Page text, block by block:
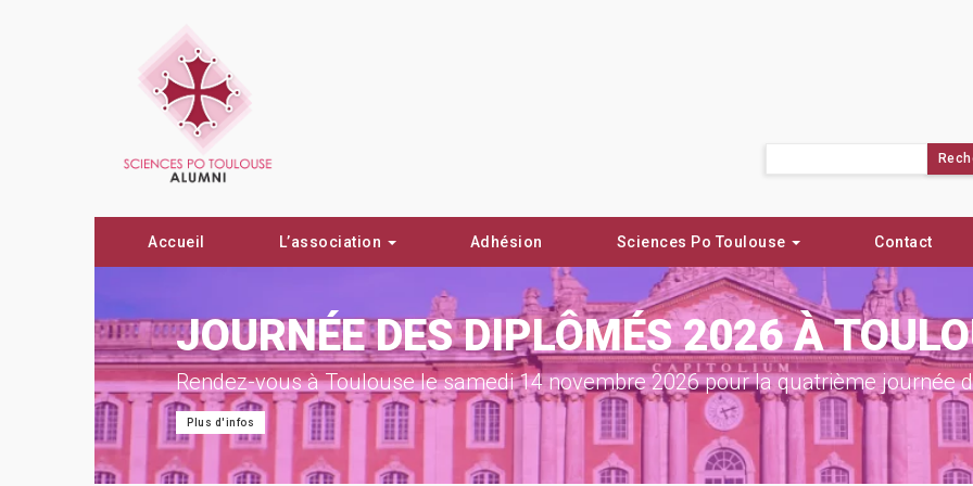
Accueil L’association Adhésion Sciences Po Toulouse Contact
JOURNÉE DES DIPLÔMÉS 2026 À
Rendez-vous à Toulouse le samedi 14 novembre 2026 pour la quatrième journée
Plus d'infos